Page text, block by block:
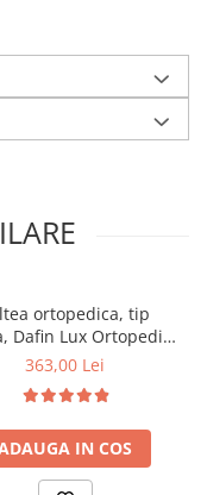
ortopedica, tip
Dafin Lux Ortopedic,
fermitate
fata vara-iarna,
de aerisire cu
Salt Confort
363,00 Lei
IN COS